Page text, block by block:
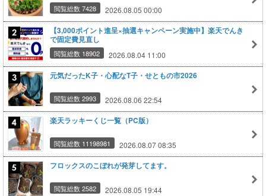
閲覧総数 7428 2026.08.05 00:00
【3,000ポイント進呈×抽選キャンペーン実施中】楽天でんき
で固定費見直し
閲覧総数 18902 2026.08.04 11:00
元気だったK子・心配なT子・せともの市2026
閲覧総数 2993 2026.08.06 22:54
楽天ラッキーくじ一覧（PC版）
閲覧総数 11198981 2026.08.07 08:35
フロックスのこぼれが発芽してます。
閲覧総数 2582 2026.08.05 19:44